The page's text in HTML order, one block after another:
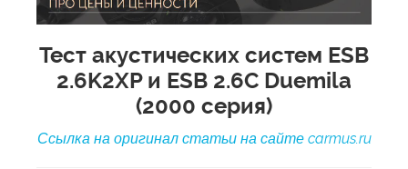
Тест акустических систем ESB
2.6K2XP и ESB 2.6С Duemila
(2000 серия)
Ссылка на оригинал статьи на сайте carmus.ru